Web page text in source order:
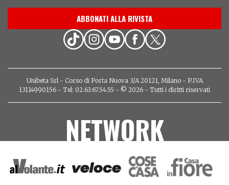
ABBONATI ALLA RIVISTA
Unibeta Srl - Corso di Porta Nuova 3/A 20121, Milano - P.IVA
13114990156 - Tel: 02.63.67.54.55 - © 2026 - Tutti i diritti riservati
NETWORK